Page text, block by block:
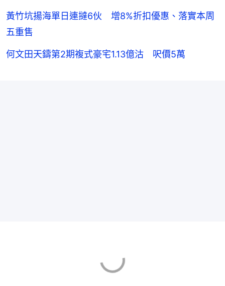
黃竹坑揚海單日連撻6伙 增8%折扣優惠、落實本周
五重售
何文田天鑄第2期複式豪宅1.13億沽 呎價5萬